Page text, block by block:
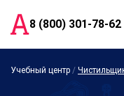
8 (800) 301-78-62
Учебный центр /